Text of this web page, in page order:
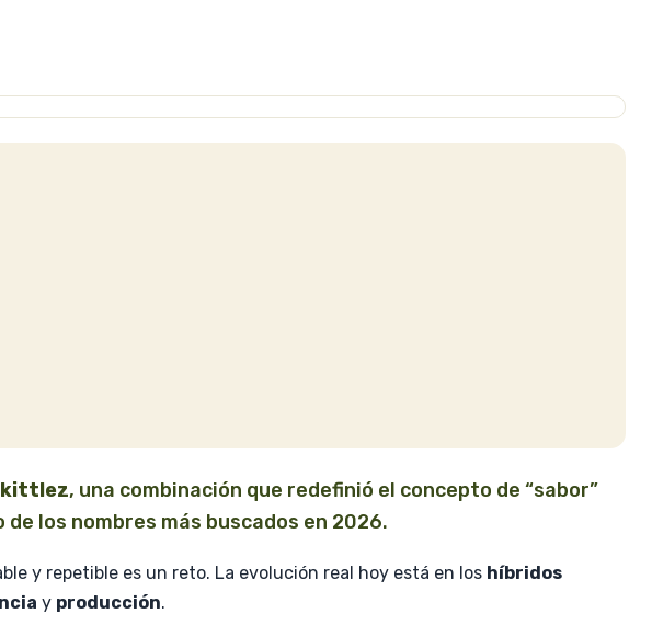
, una combinación que redefinió el concepto de “sabor”
los nombres más buscados en 2026.
y repetible es un reto. La evolución real hoy está en los híbridos
y producción.